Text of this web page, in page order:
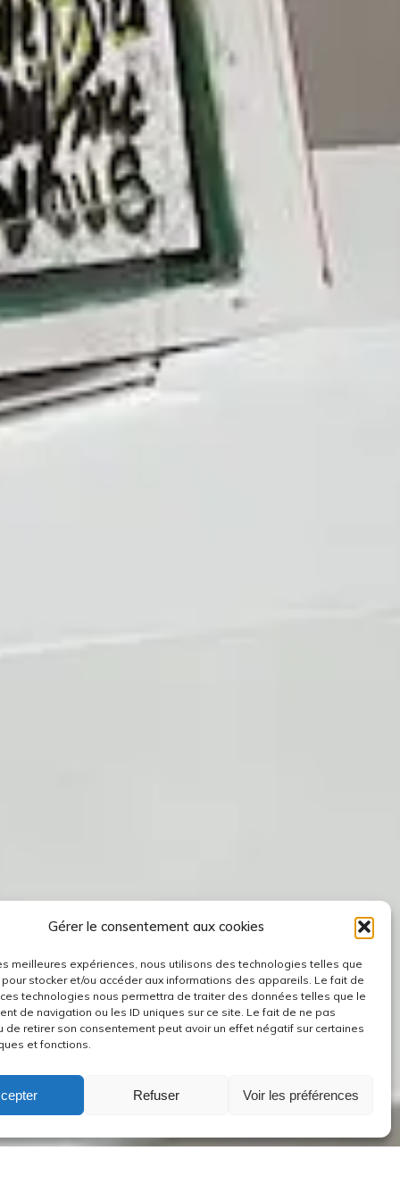
Gérer le consentement aux cookies
meilleures expériences, nous utilisons des technologies telles que
stocker et/ou accéder aux informations des appareils. Le fait de
technologies nous permettra de traiter des données telles que le
de navigation ou les ID uniques sur ce site. Le fait de ne pas
de retirer son consentement peut avoir un effet négatif sur certaines
et fonctions.
Refuser Voir les préférences